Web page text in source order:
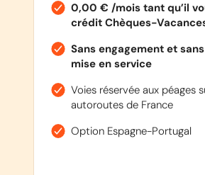
0,00 € /mois tant qu’il
crédit Chèques-
Sans engagement et
mise en service
Voies réservée aux péages
autoroutes de France
Option Espagne-Portugal